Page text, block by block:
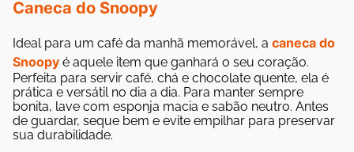
Caneca do Snoopy
Ideal para um café da manhã memorável, a caneca do
Snoopy é aquele item que ganhará o seu coração.
Perfeita para servir café, chá e chocolate quente, ela é
prática e versátil no dia a dia. Para manter sempre
bonita, lave com esponja macia e sabão neutro. Antes
de guardar, seque bem e evite empilhar para preservar
sua durabilidade.